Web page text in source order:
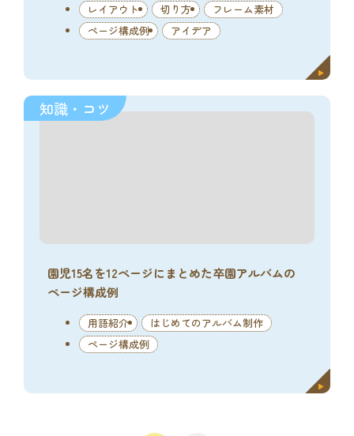
レイアウト 切り方
フレーム素材
ページ構成例
アイデア
知識・コツ
園児15名を12ページにまとめた卒園アルバムの
ページ構成例
用語紹介
はじめてのアルバム制作
ページ構成例